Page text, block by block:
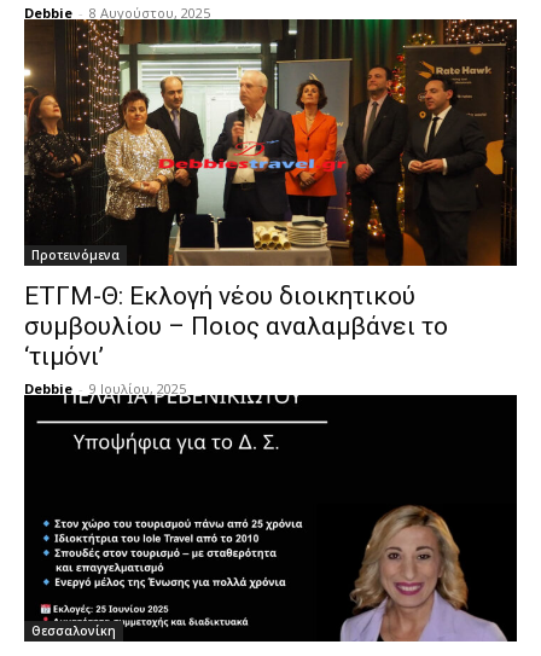
Debbie - 8 Αυγούστου, 2025
Προτεινόμενα
ΕΤΓΜ-Θ: Εκλογή νέου διοικητικού
συμβουλίου – Ποιος αναλαμβάνει το
‘τιμόνι’
Debbie - 9 Ιουλίου, 2025
Θεσσαλονίκη